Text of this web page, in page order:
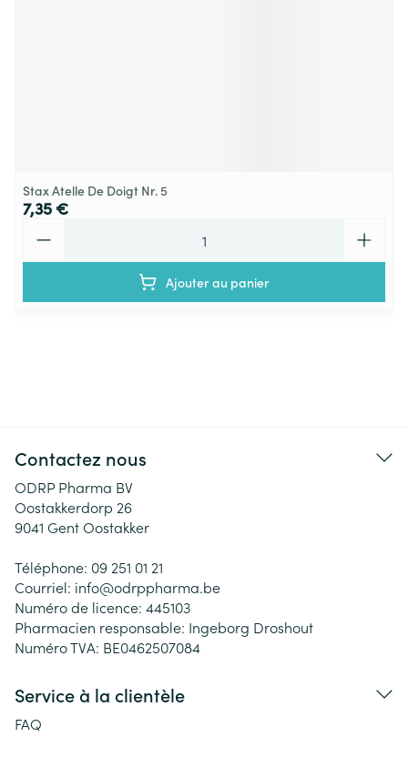
Stax Atelle De Doigt Nr. 5
7,35 €
Ajouter au panier
Contactez nous
ODRP Pharma BV
Oostakkerdorp 26
9041 Gent Oostakker
Téléphone: 09 251 01 21
Courriel: info@odrppharma.be
Numéro de licence: 445103
Pharmacien responsable: Ingeborg Droshout
Numéro TVA: BE0462507084
Service à la clientèle
FAQ